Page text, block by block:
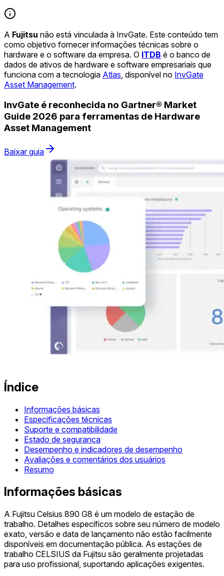
A Fujitsu não está vinculada à InvGate. Este conteúdo tem
como objetivo fornecer informações técnicas sobre o
hardware e o software da empresa. O ITDB é o banco de
dados de ativos de hardware e software empresariais que
funciona com a tecnologia Atlas , disponível no InvGate
Asset Management.
InvGate é reconhecida no Gartner® Market
Guide 2026 para ferramentas de Hardware
Asset Management
Baixar guia
Índice
Informações básicas
Especificações técnicas
Suporte e compatibilidade
Estado de segurança
Desempenho e indicadores de desempenho
Avaliações e comentários dos usuários
Resumo
Informações básicas
A Fujitsu Celsius 890 G8 é um modelo de estação de
trabalho. Detalhes específicos sobre seu número de modelo
exato, versão e data de lançamento não estão facilmente
disponíveis em documentação pública. As estações de
trabalho CELSIUS da Fujitsu são geralmente projetadas
para uso profissional, suportando aplicações exigentes.